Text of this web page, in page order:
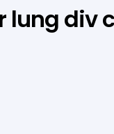
lung div